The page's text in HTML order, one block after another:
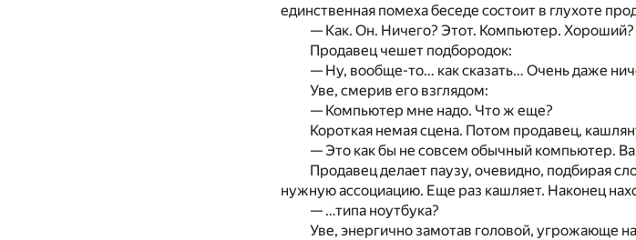
единственная помеха беседе состоит в глухоте
— Как. Он. Ничего? Этот. Компьютер. Хороший?
Продавец чешет подбородок:
— Ну, вообще-то… как сказать… Очень даже
Уве, смерив его взглядом:
— Компьютер мне надо. Что ж еще?
Короткая немая сцена. Потом продавец,
— Это как бы не совсем обычный компьютер.
Продавец делает паузу, очевидно, подбирая
нужную ассоциацию. Еще раз кашляет. Наконец
— …типа ноутбука?
Уве, энергично замотав головой, угрожающе